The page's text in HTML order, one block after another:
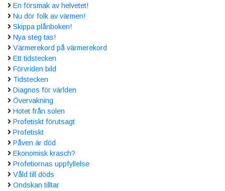
En försmak av helvetet!
Nu dör folk av värmen!
Skippa plånboken!
Nya steg tas!
Värmerekord på värmerekord
Ett tidstecken
Förvriden bild
Tidstecken
Diagnos för världen
Övervakning
Hotet från solen
Profetiskt förutsagt
Profetiskt
Påven är död
Ekonomisk krasch?
Profetiornas uppfyllelse
Våld till döds
Ondskan tilltar